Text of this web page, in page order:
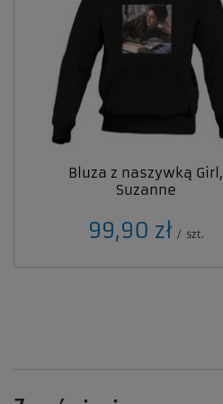
Bluza z naszywką Girl,
Suzanne
99,90 zł / szt.